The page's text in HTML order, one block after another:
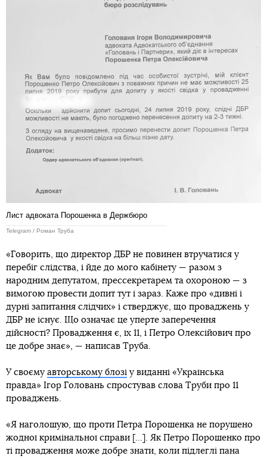
Лист адвоката Порошенка в Держбюро
Telegram / Роман Труба
«Говорить, що директор ДБР не повинен втручатися у
перебіг слідства, і йде до мого кабінету — разом з
народним депутатом, прессекретарем та охороною — з
вимогою провести допит тут і зараз. Каже про «дивні і
дурні запитання слідчих» і стверджує, що проваджень у
ДБР не існує. Що означає це уперте заперечення
дійсності? Провадження є, їх 11, і Петро Олексійович про
це добре знає», — написав Труба.
У своєму авторському блозі у виданні «Українська
правда» Ігор Головань спростував слова Труби про 11
проваджень.
«Я наголошую, що проти Петра Порошенка не порушено
жодної кримінальної справи [...]. Як Петро Порошенко про
ті провадження може добре знати, коли підлеглі пана